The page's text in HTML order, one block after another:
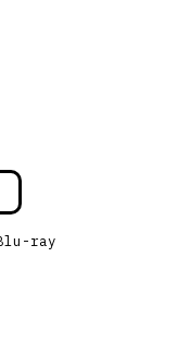
par Stéphane du